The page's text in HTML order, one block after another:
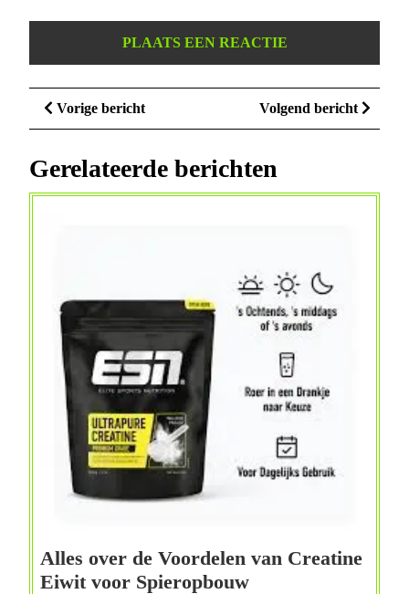
Berichtnavigatie
Vorige berichtVorige
bericht
Volgend bericht
bericht
Gerelateerde berichten
Alles over de Voordelen van Creatine
Eiwit voor SpieropbouwAlles